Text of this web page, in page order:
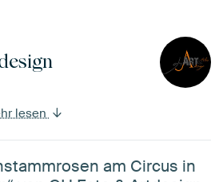
lesen
am Circus in